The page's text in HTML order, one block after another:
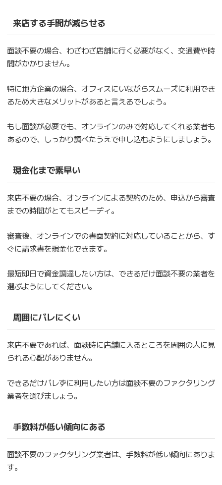
来店する手間が減らせる
面談不要の場合、わざわざ店舗に行く必要がなく、交通費や時
間がかかりません。
特に地方企業の場合、オフィスにいながらスムーズに利用でき
るため大きなメリットがあると言えるでしょう。
もし面談が必要でも、オンラインのみで対応してくれる業者も
あるので、しっかり調べたうえで申し込むようにしましょう。
現金化まで素早い
来店不要の場合、オンラインによる契約のため、申込から審査
までの時間がとてもスピーディ。
審査後、オンラインでの書面契約に対応していることから、す
ぐに請求書を現金化できます。
最短即日で資金調達したい方は、できるだけ面談不要の業者を
選ぶようにしてください。
周囲にバレにくい
来店不要であれば、面談時に店舗に入るところを周囲の人に見
られる心配がありません。
できるだけバレずに利用したい方は面談不要のファクタリング
業者を選びましょう。
手数料が低い傾向にある
面談不要のファクタリング業者は、手数料が低い傾向にありま
す。